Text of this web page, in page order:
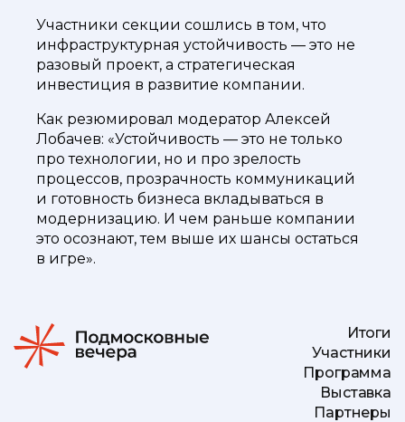
Участники секции сошлись в том, что
инфраструктурная устойчивость — это не
разовый проект, а стратегическая
инвестиция в развитие компании.
Как резюмировал модератор Алексей
Лобачев: «Устойчивость — это не только
про технологии, но и про зрелость
процессов, прозрачность коммуникаций
и готовность бизнеса вкладываться в
модернизацию. И чем раньше компании
это осознают, тем выше их шансы остаться
в игре».
Итоги
Участники
Программа
Выставка
Партнеры